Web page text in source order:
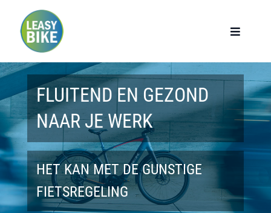
Toggle
Home
Werknemers
Werkgevers
Privé lease
FLUITEND EN GEZOND
NAAR JE WERK
HET KAN MET DE GUNSTIGE
FIETSREGELING